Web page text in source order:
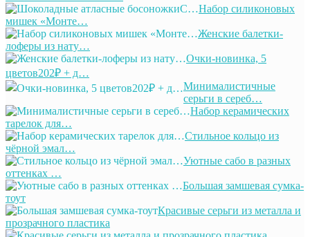
Набор силиконовых
мишек «Монте…
Женские балетки-
лоферы из нату…
Очки-новинка, 5
цветов202₽ + д…
Минималистичные
серьги в сереб…
Набор керамических
тарелок для…
Стильное кольцо из
чёрной эмал…
Уютные сабо в разных
оттенках …
Большая замшевая сумка-
тоут
Красивые серьги из металла и
прозрачного пластика